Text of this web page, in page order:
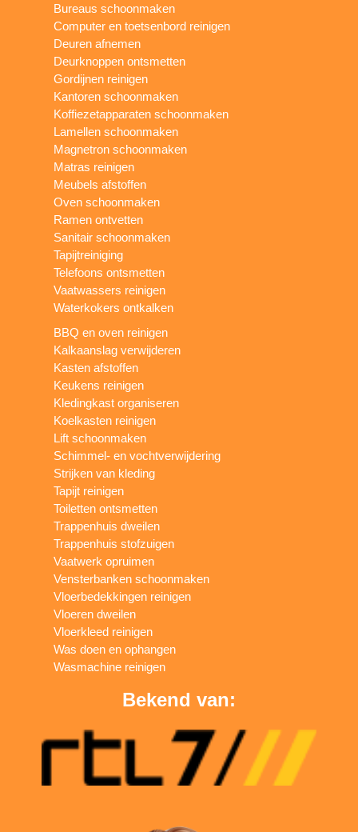
Bureaus schoonmaken
Computer en toetsenbord reinigen
Deuren afnemen
Deurknoppen ontsmetten
Gordijnen reinigen
Kantoren schoonmaken
Koffiezetapparaten schoonmaken
Lamellen schoonmaken
Magnetron schoonmaken
Matras reinigen
Meubels afstoffen
Oven schoonmaken
Ramen ontvetten
Sanitair schoonmaken
Tapijtreiniging
Telefoons ontsmetten
Vaatwassers reinigen
Waterkokers ontkalken
BBQ en oven reinigen
Kalkaanslag verwijderen
Kasten afstoffen
Keukens reinigen
Kledingkast organiseren
Koelkasten reinigen
Lift schoonmaken
Schimmel- en vochtverwijdering
Strijken van kleding
Tapijt reinigen
Toiletten ontsmetten
Trappenhuis dweilen
Trappenhuis stofzuigen
Vaatwerk opruimen
Vensterbanken schoonmaken
Vloerbedekkingen reinigen
Vloeren dweilen
Vloerkleed reinigen
Was doen en ophangen
Wasmachine reinigen
Bekend van: